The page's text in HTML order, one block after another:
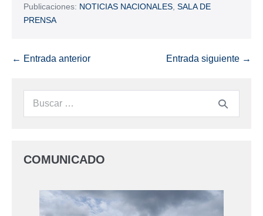
Publicaciones: NOTICIAS NACIONALES SALA DE
PRENSA
← Entrada anterior Entrada siguiente →
COMUNICADO